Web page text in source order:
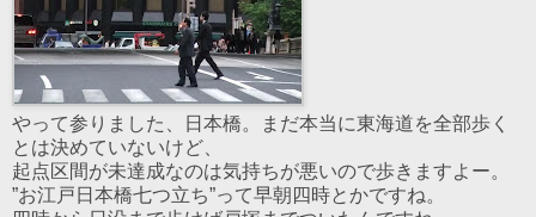
やって参りました、日本橋。まだ本当に東海道を全部歩く
とは決めていないけど、
起点区間が未達成なのは気持ちが悪いので歩きますよー。
”お江戸日本橋七つ立ち”って早朝四時とかですね。